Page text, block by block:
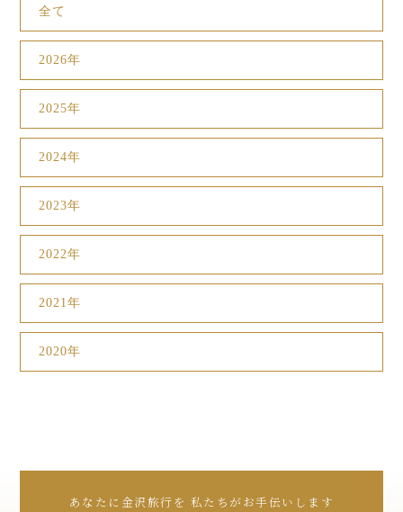
全て
2026年
2025年
2024年
2023年
2022年
2021年
2020年
あなたに金沢旅行を 私たちがお手伝いします